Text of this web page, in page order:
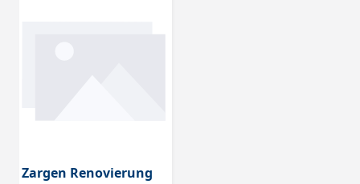
Zargen Renovierung